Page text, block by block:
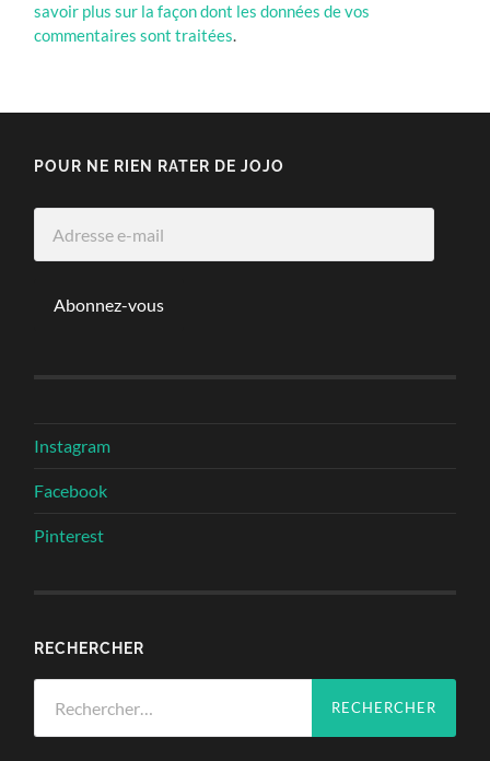
savoir plus sur la façon dont les données de vos
commentaires sont traitées.
POUR NE RIEN RATER DE JOJO
Abonnez-vous
Instagram
Facebook
Pinterest
RECHERCHER